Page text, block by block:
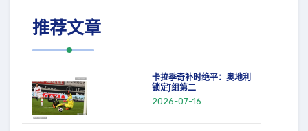
推荐文章
卡拉季奇补时绝平：奥地利
锁定J组第二
2026-07-16